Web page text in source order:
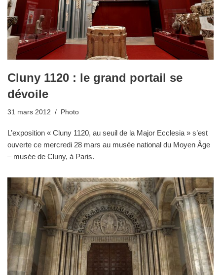
Cluny 1120 : le grand portail se
dévoile
31 mars 2012 Photo
L’exposition « Cluny 1120, au seuil de la Major Ecclesia » s’est
ouverte ce mercredi 28 mars au musée national du Moyen Âge
– musée de Cluny, à Paris.